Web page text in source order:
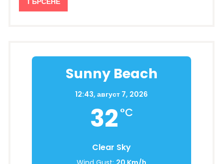
Sunny Beach
12:43, август 7, 2026
32 °C
Clear Sky